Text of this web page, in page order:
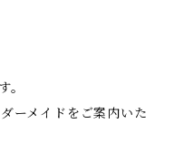
。
ーメイドをご案内いた